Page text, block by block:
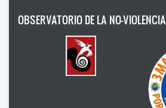
OBSERVATORIO DE LA NO-VIOLENCIA